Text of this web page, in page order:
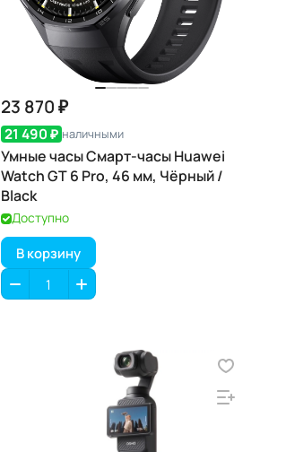
23 870 ₽
21 490 ₽ наличными
Умные часы Смарт-часы Huawei
Watch GT 6 Pro, 46 мм, Чёрный /
Black
Доступно
В корзину